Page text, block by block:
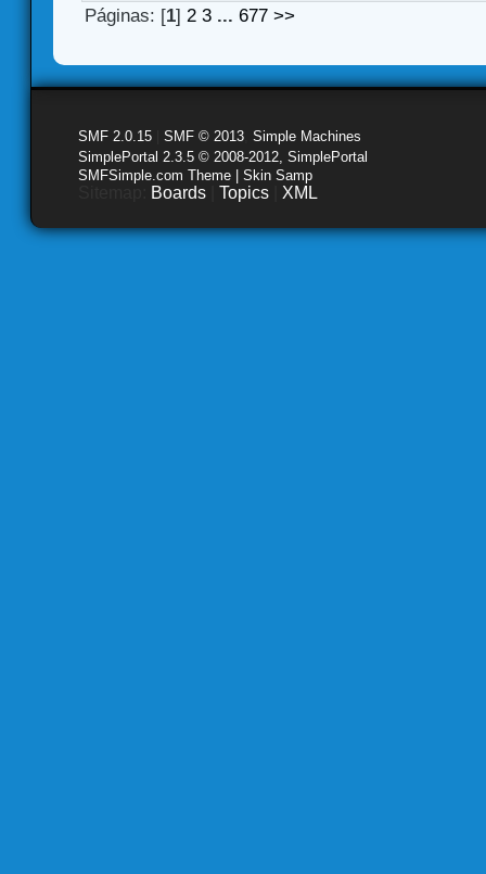
Páginas: [1]2 3 ...677 >>
SMF 2.0.15 SMF © 2013 Simple Machines
SimplePortal 2.3.5 © 2008-2012, SimplePortal
SMFSimple.com Theme | Skin Samp
Boards Topics XML